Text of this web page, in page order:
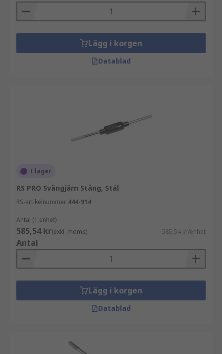
Lägg i korgen
Datablad
I lager
RS PRO Svängjärn Stång, Stål
RS-artikelnummer 444-914
Antal (1 enhet)
585,54 kr(exkl. moms) 585,54 kr/enhet
Antal
Lägg i korgen
Datablad